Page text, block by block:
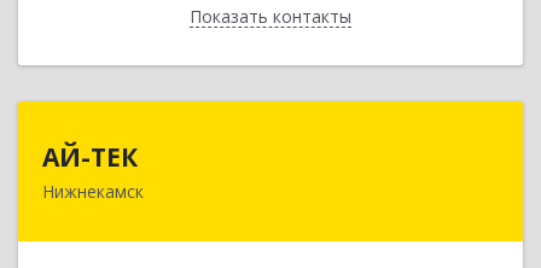
Показать контакты
Назад
АЙ-ТЕК
Нижнекамск
423570, Татарстан Респ, Нижнекамский р-н,